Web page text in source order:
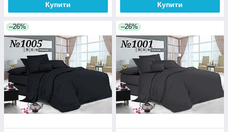
Купити Купити
–26% –26%